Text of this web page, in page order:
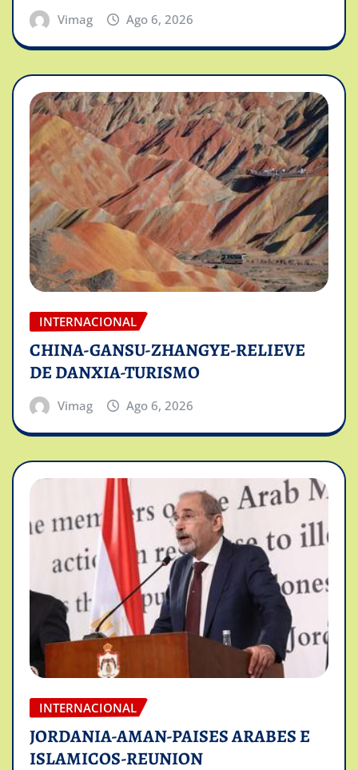
Vimag Ago 6, 2026
INTERNACIONAL
CHINA-GANSU-ZHANGYE-RELIEVE
DE DANXIA-TURISMO
Vimag Ago 6, 2026
INTERNACIONAL
JORDANIA-AMAN-PAISES ARABES E
ISLAMICOS-REUNION